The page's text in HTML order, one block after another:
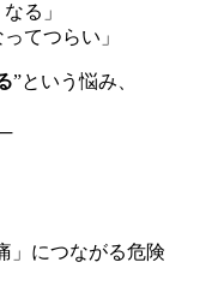
る」
てつらい」
”という悩み、
」につながる危険